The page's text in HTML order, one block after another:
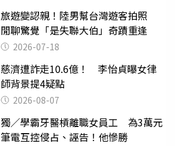
旅遊變認親！陸男幫台灣遊客拍照
閒聊驚覺「是失聯大伯」奇蹟重逢
2026-07-18
慈濟遭詐走10.6億！ 李怡貞曝女律
師背景提4疑點
2026-08-07
獨／學霸牙醫槓離職女員工 為3萬元
筆電互控侵占、誣告！他慘勝